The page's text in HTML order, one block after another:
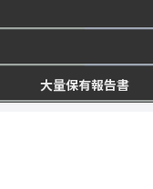
大量保有報告書